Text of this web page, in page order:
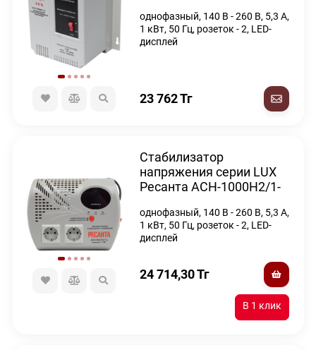
однофазный, 140 В - 260 В, 5,3 А,
1 кВт, 50 Гц, розеток - 2, LED-
дисплей
23 762Тг
Стабилизатор
напряжения серии LUX
Ресанта АСН-1000Н2/1-
однофазный, 140 В - 260 В, 5,3 А,
1 кВт, 50 Гц, розеток - 2, LED-
дисплей
24 714,30Тг